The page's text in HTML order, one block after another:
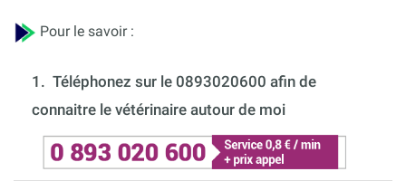
Pour le savoir :
1. Téléphonez sur le 0893020600 afin de
connaitre le vétérinaire autour de moi